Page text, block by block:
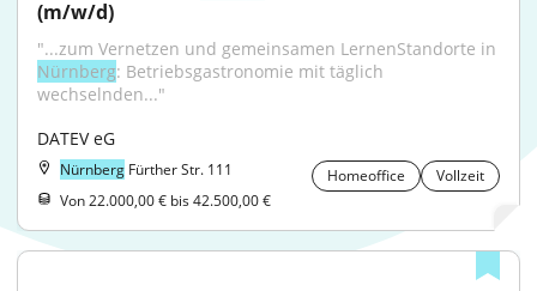
(m/w/d)
Nürnberg: Betriebsgastronomie mit täglich
wechselnden..."
DATEV eG
Nürnberg Fürther Str. 111 Homeoffice
Vollzeit
Von 22.000,00 € bis 42.500,00 €